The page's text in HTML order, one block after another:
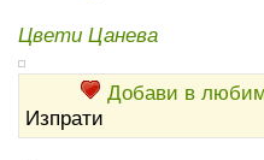
Цвети Цанева
Добави в
Изпрати